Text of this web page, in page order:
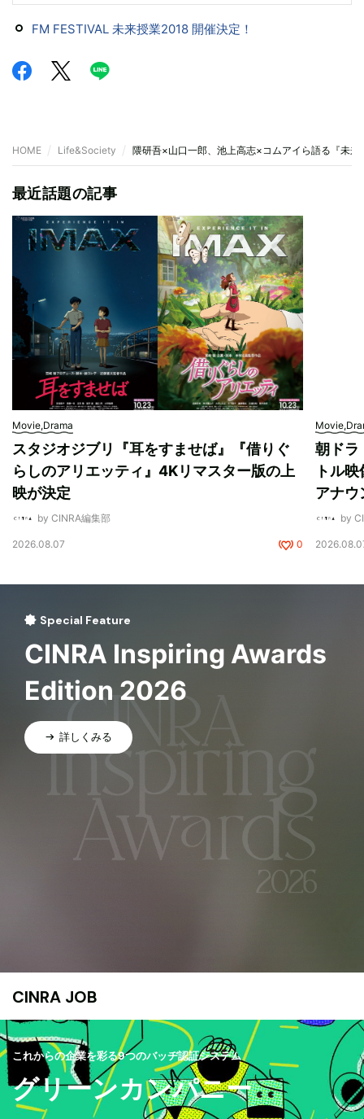
FM FESTIVAL 未来授業2018 開催決定！
HOME Life&Society 隈研吾×山口一郎、池上高志×コムアイら語る『未
最近話題の記事
Movie,Drama
スタジオジブリ『耳をすませば』『借りぐ
らしのアリエッティ』4Kリマスター版の上
映が決定
by CINRA編集部
2026.08.07 0
朝ドラ
トル
アナウ
by
Special Feature
CINRA Inspiring Awards
Edition 2026
詳しくみる
CINRA JOB
これからの企業を彩る9つのバッヂ認証システム
グリーンカンパニー